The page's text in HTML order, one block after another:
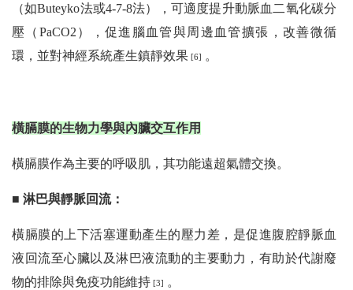
（如Buteyko法或4-7-8法），可適度提升動脈血二氧化碳分
壓（PaCO2），促進腦血管與周邊血管擴張，改善微循
環，並對神經系統產生鎮靜效果 [6] 。
橫膈膜的生物力學與內臟交互作用
橫膈膜作為主要的呼吸肌，其功能遠超氣體交換。
■ 淋巴與靜脈回流：
橫膈膜的上下活塞運動產生的壓力差，是促進腹腔靜脈血
液回流至心臟以及淋巴液流動的主要動力，有助於代謝廢
物的排除與免疫功能維持 [3] 。